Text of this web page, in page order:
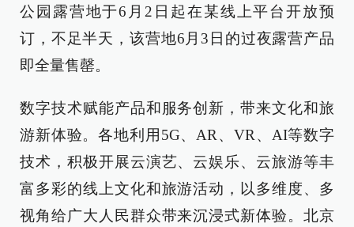
公园露营地于6月2日起在某线上平台开放预
订，不足半天，该营地6月3日的过夜露营产品
即全量售罄。
数字技术赋能产品和服务创新，带来文化和旅
游新体验。各地利用5G、AR、VR、AI等数字
技术，积极开展云演艺、云娱乐、云旅游等丰
富多彩的线上文化和旅游活动，以多维度、多
视角给广大人民群众带来沉浸式新体验。北京